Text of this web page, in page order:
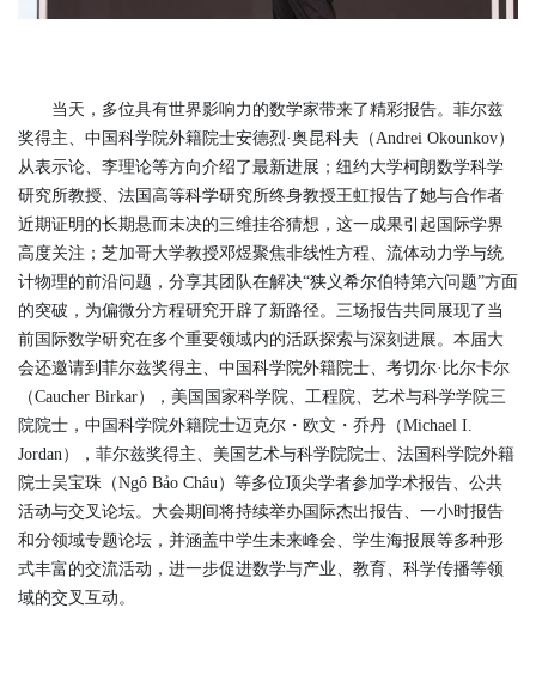
当天，多位具有世界影响力的数学家带来了精彩报告。菲尔兹
奖得主、中国科学院外籍院士安德烈·奥昆科夫（Andrei Okounkov）
从表示论、李理论等方向介绍了最新进展；纽约大学柯朗数学科学
研究所教授、法国高等科学研究所终身教授王虹报告了她与合作者
近期证明的长期悬而未决的三维挂谷猜想，这一成果引起国际学界
高度关注；芝加哥大学教授邓煜聚焦非线性方程、流体动力学与统
计物理的前沿问题，分享其团队在解决“狭义希尔伯特第六问题”方面
的突破，为偏微分方程研究开辟了新路径。三场报告共同展现了当
前国际数学研究在多个重要领域内的活跃探索与深刻进展。本届大
会还邀请到菲尔兹奖得主、中国科学院外籍院士、考切尔·比尔卡尔
（Caucher Birkar），美国国家科学院、工程院、艺术与科学学院三
院院士，中国科学院外籍院士迈克尔・欧文・乔丹（Michael I.
Jordan），菲尔兹奖得主、美国艺术与科学院院士、法国科学院外籍
院士吴宝珠（Ngô Bảo Châu）等多位顶尖学者参加学术报告、公共
活动与交叉论坛。大会期间将持续举办国际杰出报告、一小时报告
和分领域专题论坛，并涵盖中学生未来峰会、学生海报展等多种形
式丰富的交流活动，进一步促进数学与产业、教育、科学传播等领
域的交叉互动。